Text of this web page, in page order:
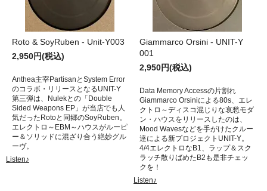
Roto & SoyRuben - Unit-Y003
2,950円(税込)
Anthea主宰PartisanとSystem Error
のコラボ・リリースとなるUNIT-Y
第三弾は、Nulekとの「Double
Sided Weapons EP」が当店でも人
気だったRotoと同郷のSoyRuben。
エレクトロ～EBM～ハウスがルーピ
ー＆ソリッドに混ざり合う絶妙グル
ーヴ。
Listen♪
Giammarco Orsini - UNIT-Y
001
2,950円(税込)
Data Memory Accessの片割れ
Giammarco Orsiniによる80s、エレ
クトロ～ディスコ混じりな哀愁モダ
ン・ハウスをリリースしたのは、
Mood Wavesなどを手がけたクルー
達による新プロジェクトUNIT-Y。
4/4エレクトロなB1、ラップ＆スク
ラッチ散りばめたB2も是非チェッ
クを！
Listen♪